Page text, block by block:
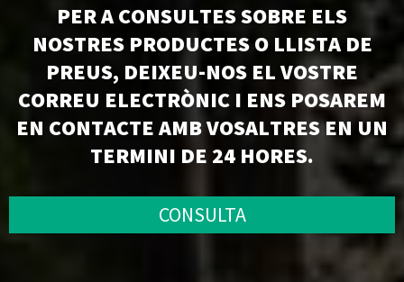
PER A CONSULTES SOBRE ELS
NOSTRES PRODUCTES O LLISTA DE
PREUS, DEIXEU-NOS EL VOSTRE
CORREU ELECTRÒNIC I ENS POSAREM
EN CONTACTE AMB VOSALTRES EN UN
TERMINI DE 24 HORES.
CONSULTA